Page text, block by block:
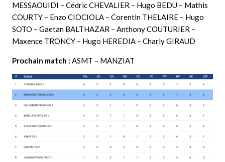
MESSAOUIDI – Cédric CHEVALIER – Hugo BEDU – Mathis
COURTY – Enzo CIOCIOLA – Corentin THELAIRE – Hugo
SOTO – Gaetan BALTHAZAR – Anthony COUTURIER –
Maxence TRONCY – Hugo HEREDIA – Charly GIRAUD
Prochain match : ASMT – MANZIAT